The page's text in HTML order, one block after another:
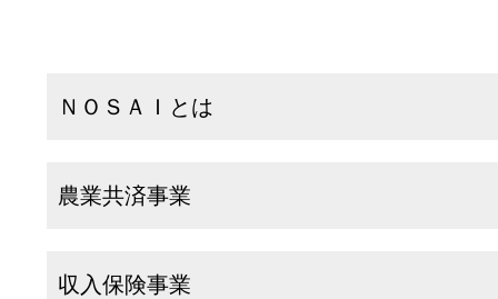
ＮＯＳＡＩとは
農業共済事業
収入保険事業